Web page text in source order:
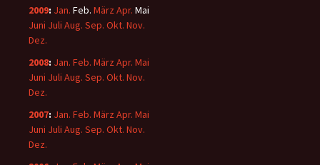
2009: Jan. Feb. März Apr. Mai
Juni Juli Aug. Sep. Okt. Nov.
Dez.
2008: Jan. Feb. März Apr. Mai
Juni Juli Aug. Sep. Okt. Nov.
Dez.
2007: Jan. Feb. März Apr. Mai
Juni Juli Aug. Sep. Okt. Nov.
Dez.